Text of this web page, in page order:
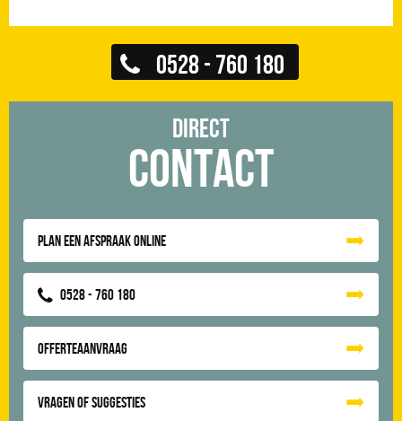
0528 - 760 180
Direct
Contact
Plan een afspraak online
0528 - 760 180
Offerteaanvraag
Vragen of suggesties